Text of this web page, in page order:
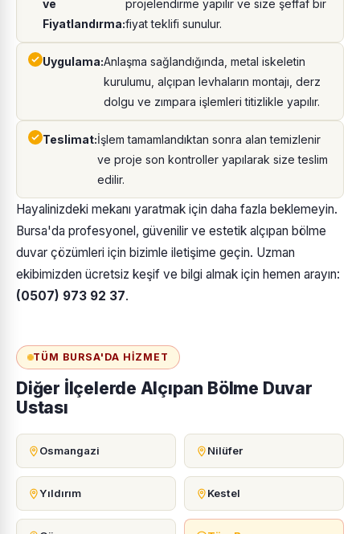
ve
Fiyatlandırma:
projelendirme yapılır ve size şeffaf bir
fiyat teklifi sunulur.
Uygulama:Anlaşma sağlandığında, metal iskeletin
kurulumu, alçıpan levhaların montajı, derz
dolgu ve zımpara işlemleri titizlikle yapılır.
Teslimat:İşlem tamamlandıktan sonra alan temizlenir
ve proje son kontroller yapılarak size teslim
edilir.
Hayalinizdeki mekanı yaratmak için daha fazla beklemeyin.
Bursa'da profesyonel, güvenilir ve estetik alçıpan bölme
duvar çözümleri için bizimle iletişime geçin. Uzman
ekibimizden ücretsiz keşif ve bilgi almak için hemen arayın:
(0507) 973 92 37.
TÜM BURSA'DA HIZMET
Diğer İlçelerde Alçıpan Bölme Duvar
Ustası
Osmangazi Nilüfer
Yıldırım Kestel